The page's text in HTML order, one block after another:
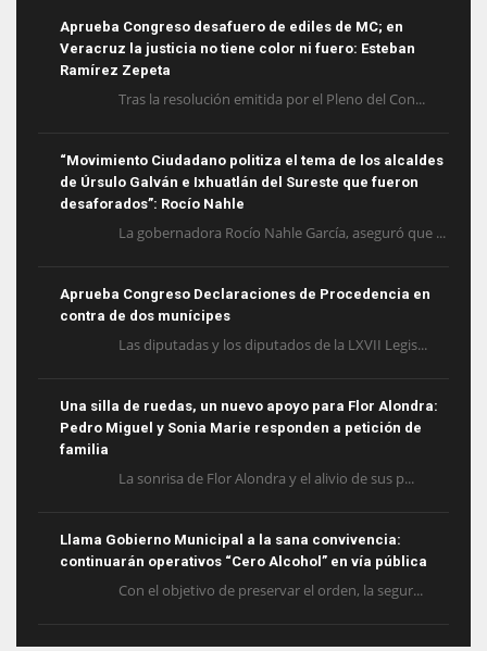
Aprueba Congreso desafuero de ediles de MC; en
Veracruz la justicia no tiene color ni fuero: Esteban
Ramírez Zepeta
Tras la resolución emitida por el Pleno del Con...
“Movimiento Ciudadano politiza el tema de los alcaldes
de Úrsulo Galván e Ixhuatlán del Sureste que fueron
desaforados”: Rocío Nahle
La gobernadora Rocío Nahle García, aseguró que ...
Aprueba Congreso Declaraciones de Procedencia en
contra de dos munícipes
Las diputadas y los diputados de la LXVII Legis...
Una silla de ruedas, un nuevo apoyo para Flor Alondra:
Pedro Miguel y Sonia Marie responden a petición de
familia
La sonrisa de Flor Alondra y el alivio de sus p...
Llama Gobierno Municipal a la sana convivencia:
continuarán operativos “Cero Alcohol” en vía pública
Con el objetivo de preservar el orden, la segur...